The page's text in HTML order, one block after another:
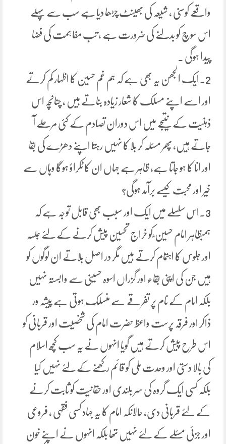
واقعے کوسنی ، شیعہ کی بھینٹ چڑھا دیا ہے سب سے پہلے
اس سوچ کو بدلنے کی ضرورت ہے ، تب مفاہمت کی فضا
پیدا ہوگی ۔
2۔ایک الجھن یہ بھی ہے کہ ہم غم حسین کا اظہار کم کرتے
اور اسے اپنے مسلک کا شعار زیادہ بناتے ہیں ، چنانچہ اس
ذہنیت کے نتیجے میں اس دوران تصادم کے کئی مرحلے آ
جاتے ہیں، پھر مسئلہ کر بلا کا نہیں رہتا اپنے دھڑے کی بقا
اور انا کا ہو جاتا ہے، ظاہر ہے جہاں ان کا ٹکراؤ ہوگا وہاں سے
خیر اور محبت کیسے برآمد ہوگی؟
3۔اس سلسلے میں ایک اور سبب بھی قابل توجہ ہے کہ
ہمبظاہر امام حسین ؓ کو خراج تحسین پیش کرنے کے لئے جلسہ
اور جلوس کا اہتمام کرتے ہیں مگر در اصل بلاتے ان لوگوں کو
ہیں جن کی اپنی بقاء اور گزراں اسوہ حسینی سے وابستہ نہیں
بلکہ امام کے نام پر تفرقے سے منسلک ہوتی ہے پیشہ ور
ذاکر اور فرقہ پرست واعظ حضرت امام کی شخصیت اور قربانی کو
اس طرح پیش کرتے ہیں گویا انہوں نے یہ سب کچھ اسلام
کی بالا دستی اور وحدت ملی کو قائم رکھنے کے لئے نہیں کیا
بلکہ کسی ایک گروہ کی سر بلندی اور حقانیت کو ثابت کرنے
کے لئے قربانی دی، حالانکہ امام کا یہ جہاد کسی فقہی ، فروعی
اور جزئی مسئلے کے لئے نہیں تھا بلکہ انہوں نے اپنے خون